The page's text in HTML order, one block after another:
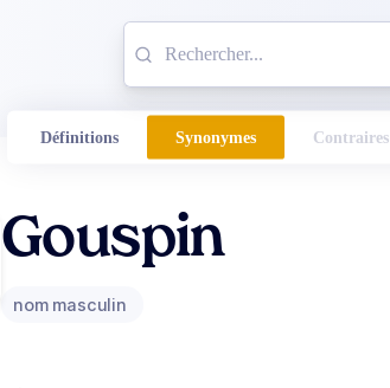
Définitions Synonymes Contraires
Gouspin
nom masculin